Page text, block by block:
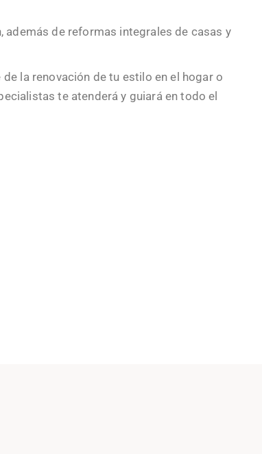
de reformas integrales de casas y
la renovación de tu estilo en el hogar o
te atenderá y guiará en todo el